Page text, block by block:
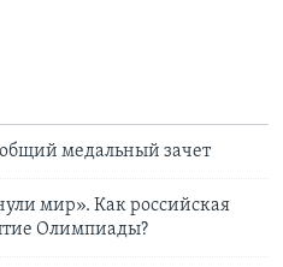
медальный зачет
мир». Как российская
Олимпиады?